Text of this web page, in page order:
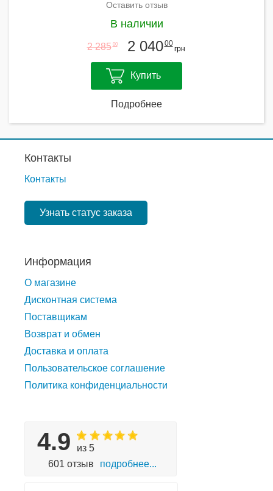
Оставить отзыв
В наличии
2 285 00 2 04000
грн
Купить
Подробнее
Контакты
Контакты
Узнать статус заказа
Информация
О магазине
Дисконтная система
Поставщикам
Возврат и обмен
Доставка и оплата
Пользовательское соглашение
Политика конфиденциальности
4.9
из 5
601 отзыв
подробнее...